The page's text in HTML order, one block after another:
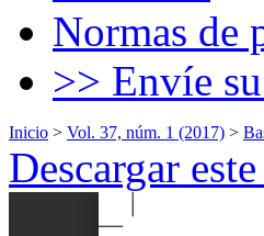
Normas de
>> Envíe
Inicio > Vol. 37, núm. 1 (2017) >
Descargar